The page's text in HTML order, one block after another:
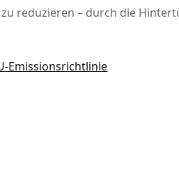
reduzieren – durch die
Emissionsrichtlinie